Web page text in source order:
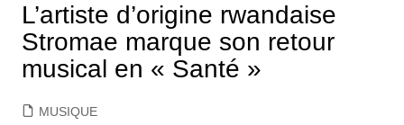
L’artiste d’origine rwandaise
Stromae marque son retour
musical en « Santé »
MUSIQUE